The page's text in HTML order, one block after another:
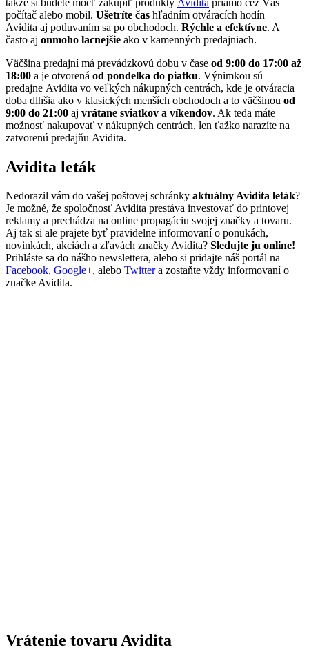
počítač alebo mobil. Ušetríte čas hľadním otváracích hodín
Avidita aj potluvaním sa po obchodoch. Rýchle a efektívne. A
často aj onmoho lacnejšie ako v kamenných predajniach.
Väčšina predajní má prevádzkovú dobu v čase od 9:00 do 17:00 až
18:00 a je otvorená od pondelka do piatku. Výnimkou sú
predajne Avidita vo veľkých nákupných centrách, kde je otváracia
doba dlhšia ako v klasických menších obchodoch a to väčšinou od
9:00 do 21:00 aj vrátane sviatkov a víkendov. Ak teda máte
možnosť nakupovať v nákupných centrách, len ťažko narazíte na
zatvorenú predajňu Avidita.
Avidita leták
Nedorazil vám do vašej poštovej schránky aktuálny Avidita leták?
Je možné, že spoločnosť Avidita prestáva investovať do printovej
reklamy a prechádza na online propagáciu svojej značky a tovaru.
Aj tak si ale prajete byť pravidelne informovaní o ponukách,
novinkách, akciách a zľavách značky Avidita? Sledujte ju online!
Prihláste sa do nášho newslettera, alebo si pridajte náš portál na
Facebook, Google+, alebo Twittera zostaňte vždy informovaní o
značke Avidita.
Vrátenie tovaru Avidita